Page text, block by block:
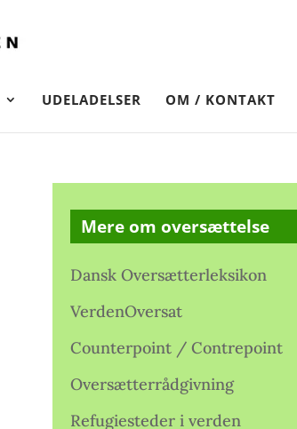
UDELADELSER OM / KONTAKT
Mere om oversættelse
Dansk Oversætterleksikon
VerdenOversat
Counterpoint / Contrepoint
Oversætterrådgivning
Refugiesteder i verden